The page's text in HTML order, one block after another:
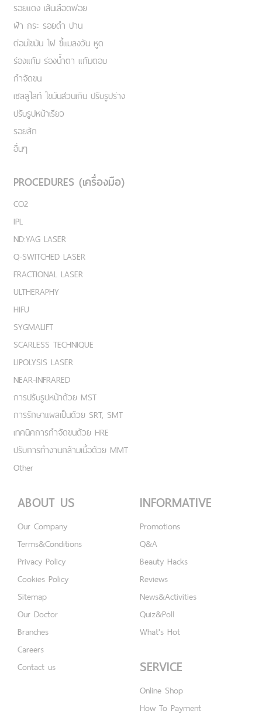
รอยแดง เส้นเลือดฟอย
ฝ้า กระ รอยดำ ปาน
ต่อมไขมัน ไฝ ขี้แมลงวัน หูด
ร่องแก้ม ร่องน้ำตา แก้มตอบ
กำจัดขน
เชลลูไลท์ ไขมันส่วนเกิน ปรับรูปร่าง
ปรับรูปหน้าเรียว
รอยสัก
อื่นๆ
PROCEDURES (เครื่องมือ)
CO2
IPL
ND:YAG LASER
Q-SWITCHED LASER
FRACTIONAL LASER
ULTHERAPHY
HIFU
SYGMALIFT
SCARLESS TECHNIQUE
LIPOLYSIS LASER
NEAR-INFRARED
การปรับรูปหน้าด้วย MST
การรักษาแผลเป็นด้วย SRT, SMT
เทคนิคการกำจัดขนด้วย HRE
ปรับการทำงานกล้ามเนื้อด้วย MMT
Other
ABOUT US
Our Company
Terms&Conditions
Privacy Policy
Cookies Policy
Sitemap
Our Doctor
Branches
Careers
Contact us
INFORMATIVE
Promotions
Q&A
Beauty Hacks
Reviews
News&Activities
Quiz&Poll
What's Hot
SERVICE
Online Shop
How To Payment